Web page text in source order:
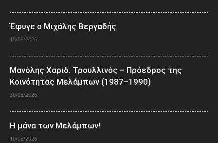
Έφυγε ο Μιχάλης Βεργαδής
15/06/2026
Μανόλης Χαριδ. Τρουλλινός – Πρόεδρος της
Κοινότητας Μελάμπων (1987–1990)
30/05/2026
Η μάνα των Μελάμπων!
10/05/2026